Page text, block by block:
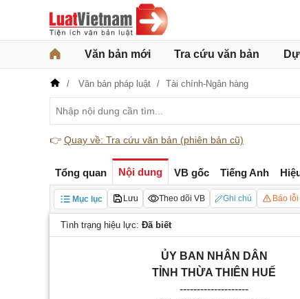
Văn bản mới Tra cứu văn bản
Văn bản pháp luật Tài chính-Ngân hàng
👉 Quay về: Tra cứu văn bản (phiên bản cũ)
Tổng quan Nội dung VB gốc Tiếng Anh
Mục lục Lưu Theo dõi VB Ghi chú Báo lỗi
Tình trạng hiệu lực: Đã biết
ỦY BAN NHÂN DÂN
TỈNH THỪA THIÊN HUẾ
--------------------